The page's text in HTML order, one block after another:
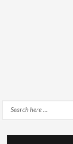
Search